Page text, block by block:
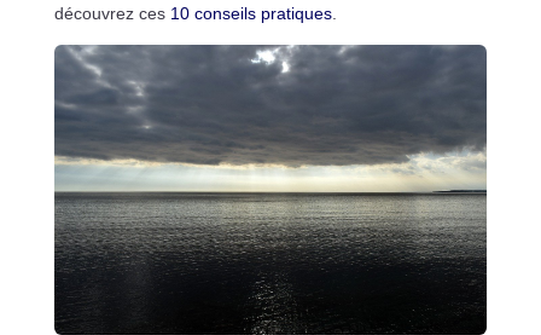
découvrez ces 10 conseils pratiques.